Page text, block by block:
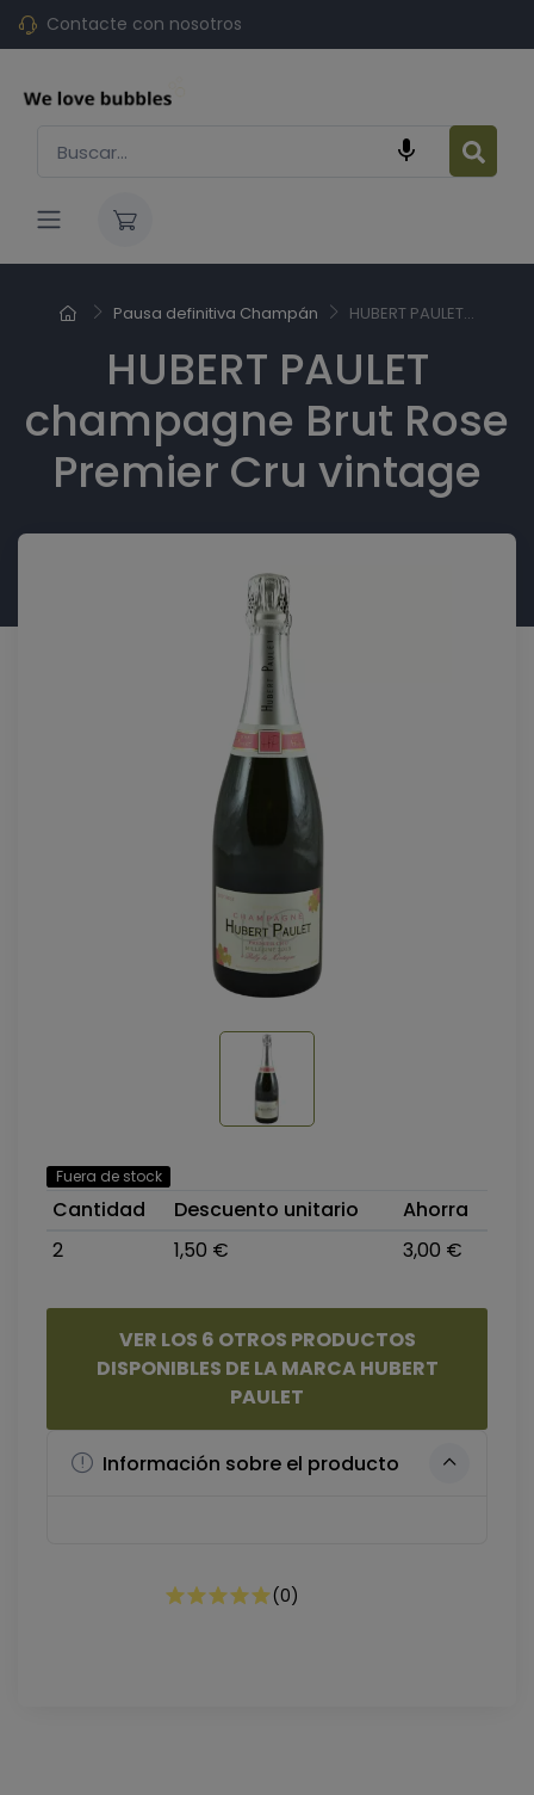
Contacte con nosotros

Pausa definitiva Champán HUBERT PAULET...
HUBERT PAULET
champagne Brut Rose
Premier Cru vintage
Fuera de stock
Cantidad Descuento unitario
Ahorra
2
1,50 € 3,00 €
VER LOS 6 OTROS PRODUCTOS
DISPONIBLES DE LA MARCA HUBERT
PAULET
Información sobre el producto
(0)